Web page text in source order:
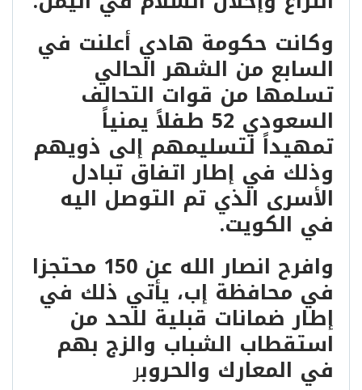
وكانت حكومة هادي أعلنت في
السابع من الشهر الحالي
تسلمها من قوات التحالف
السعودي 52 طفلاً يمنياً
تمهيداً لتسليمهم إلى ذويهم
وذلك في إطار اتفاق تبادل
الأسرى الذي تم التوصل اليه
في الكويت.
وافرح انصار الله عن 150 محتجزا
في محافظة إب، يأتي ذلك في
إطار ضمانات قبلية للحد من
استقطاب الشباب والزج بهم
في المعارك والحروبر